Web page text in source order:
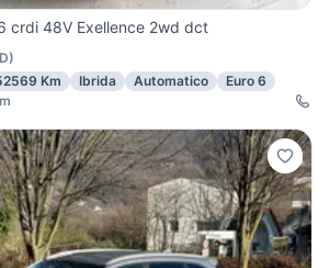
crdi 48V Exellence 2wd dct
)
Km Ibrida Automatico
Euro 6